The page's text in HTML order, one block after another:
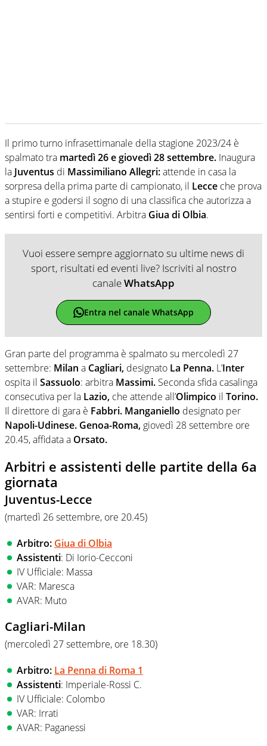
Il primo turno infrasettimanale della stagione 2023/24 è
spalmato tra martedì 26egiovedì 28 settembre. Inaugura
la Juventus di Massimiliano Allegri:attende in casa la
sorpresa della prima parte di campionato, il Lecce che prova
a stupire e godersi il sogno di una classifica che autorizza a
sentirsi forti e competitivi. Arbitra Giua di Olbia.
Vuoi essere sempre aggiornato su ultime news di
sport, risultati ed eventi live? Iscriviti al nostro
canaleWhatsApp
Entra nel canale WhatsApp
Gran parte del programma è spalmato su mercoledì 27
settembre: Milan a Cagliari, designato La Penna. L’Inter
ospita il Sassuolo: arbitra Massimi. Seconda sfida casalinga
consecutiva per la Lazio, che attende all’Olimpico il Torino.
Il direttore di gara è Fabbri. Manganiello designato per
Napoli-Udinese. Genoa-Roma, giovedì 28 settembre ore
20.45, affidata a Orsato.
Arbitri e assistenti delle partite della 6a
giornata
Juventus-Lecce
(martedì 26 settembre, ore 20.45)
Arbitro: Giua di Olbia
Assistenti: Di Iorio-Cecconi
IV Ufficiale: Massa
VAR: Maresca
AVAR: Muto
Cagliari-Milan
(mercoledì 27 settembre, ore 18.30)
Arbitro: La Penna di Roma 1
Assistenti: Imperiale-Rossi C.
IV Ufficiale: Colombo
VAR: Irrati
AVAR: Paganessi